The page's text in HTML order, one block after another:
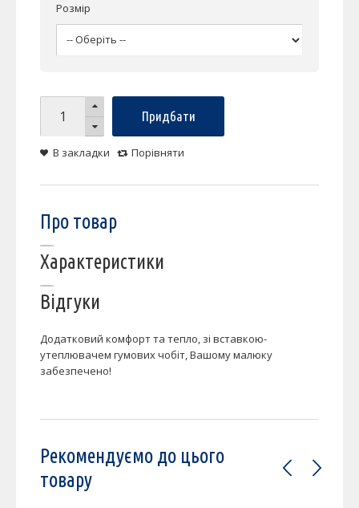
Розмір
Придбати
В закладки Порівняти
Про товар
Характеристики
Відгуки
Додатковий комфорт та тепло, зі вставкою-
утеплювачем гумових чобіт, Вашому малюку
забезпечено!
Рекомендуємо до цього
товару